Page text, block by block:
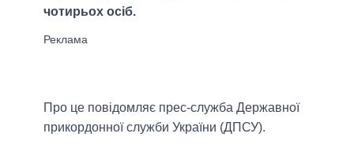
чотирьох осіб.
Про це повідомляє прес-служба Державної
прикордонної служби України (ДПСУ).